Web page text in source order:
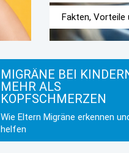
Fakten,
MIGRÄNE BEI
MEHR ALS
KOPFSCHMERZEN
Wie Eltern Migräne erkennen
helfen